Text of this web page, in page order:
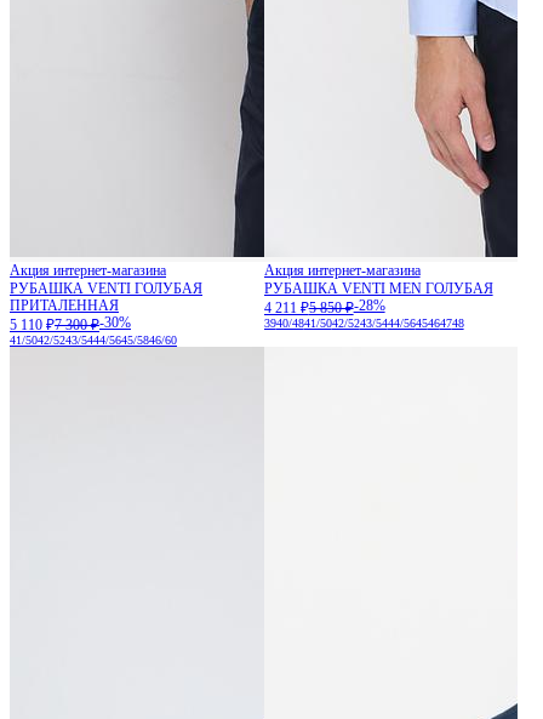
Акция интернет-магазина
РУБАШКА VENTI ГОЛУБАЯ
ПРИТАЛЕННАЯ
5 110 ₽7 300 ₽-30%
41/5042/5243/5444/5645/5846/60
Акция интернет-магазина
РУБАШКА VENTI MEN ГОЛУБАЯ
4 211 ₽5 850 ₽-28%
3940/4841/5042/5243/5444/5645464748